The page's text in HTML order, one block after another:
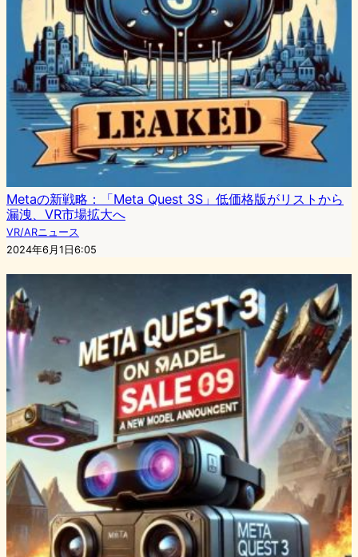
Metaの新戦略：「Meta Quest 3S」低価格版がリストから
漏洩、VR市場拡大へ
VR/ARニュース
2024年6月1日6:05